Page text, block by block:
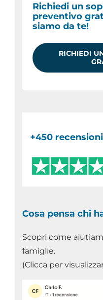
Richiedi un
preventivo
siamo da te!
RICHIEDI
+450
Cosa pensa chi
Scopri come
famiglie.
(Clicca per